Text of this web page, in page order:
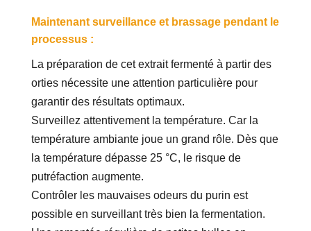
Maintenant surveillance et brassage pendant le
processus :
La préparation de cet extrait fermenté à partir des
orties nécessite une attention particulière pour
garantir des résultats optimaux.
Surveillez attentivement la température. Car la
température ambiante joue un grand rôle. Dès que
la température dépasse 25 °C, le risque de
putréfaction augmente.
Contrôler les mauvaises odeurs du purin est
possible en surveillant très bien la fermentation.